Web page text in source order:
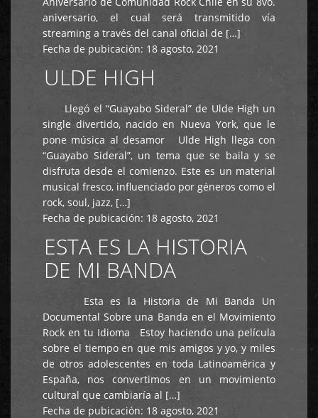
aniversario, el cual será transmitido vía
streaming a través del canal oficial de […]
Fecha de pubicación: 18 agosto, 2021
ULDE HIGH
Llegó el “Guayabo Sideral” de Ulde High un
single divertido, nacido en Nueva York, que le
pone música al desamor Ulde High llega con
“Guayabo Sideral”, un tema que se baila y se
disfruta desde el comienzo. Este es un material
musical fresco, influenciado por géneros como el
rock, soul, jazz, […]
Fecha de pubicación: 18 agosto, 2021
ESTA ES LA HISTORIA
DE MI BANDA
Esta es la Historia de Mi Banda Un
Documental Sobre una Banda en el Movimiento
Rock en tu Idioma Estoy haciendo una película
sobre el tiempo en que mis amigos y yo, y miles
de otros adolescentes en toda Latinoamérica y
España, nos convertimos en un movimiento
cultural que cambiaría al […]
Fecha de pubicación: 18 agosto, 2021